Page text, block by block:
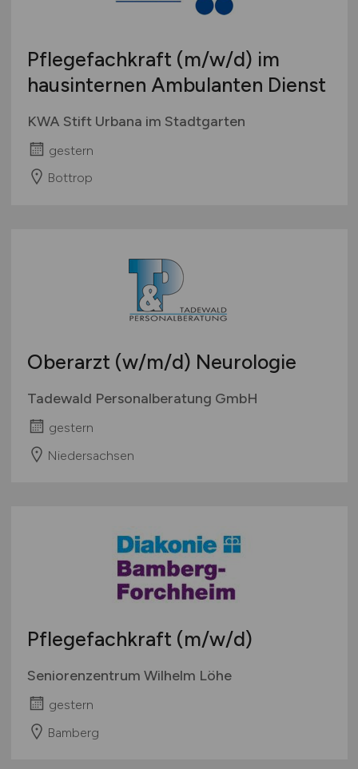
Pflegefachkraft (m/w/d) im
hausinternen Ambulanten Dienst
KWA Stift Urbana im Stadtgarten
gestern
Bottrop
Oberarzt (w/m/d) Neurologie
Tadewald Personalberatung GmbH
gestern
Niedersachsen
Pflegefachkraft (m/w/d)
Seniorenzentrum Wilhelm Löhe
gestern
Bamberg